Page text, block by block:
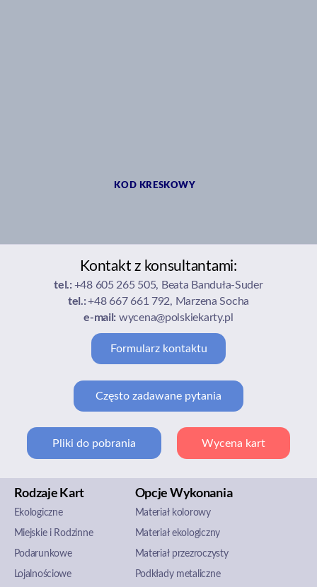
KOD KRESKOWY
Kontakt z konsultantami:
tel.:+48 605 265 505, Beata Banduła-Suder
tel.:+48 667 661 792, Marzena Socha
e-mail: wycena@polskiekarty.pl
Formularz kontaktu
Często zadawane pytania
Pliki do pobrania Wycena kart
Rodzaje Kart
Ekologiczne
Miejskie i Rodzinne
Podarunkowe
Lojalnościowe
Opcje Wykonania
Materiał kolorowy
Materiał ekologiczny
Materiał przezroczysty
Podkłady metaliczne